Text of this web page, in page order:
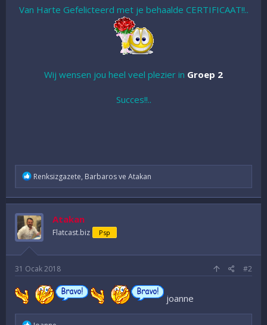
Van Harte Gefelicteerd met je behaalde CERTIFICAAT!!..
Wij wensen jou heel veel plezier in Groep 2
Succes!!..
İ
d
e
l
e
r
:
Renksizgazete, Barbarosve Atakan
Atakan
Flatcast.biz Psp
31 Ocak 2018 #2
joanne